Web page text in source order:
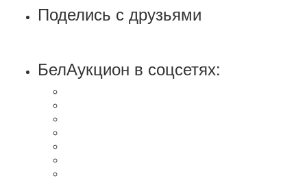
Поделись с друзьями
БелАукцион в соцсетях: